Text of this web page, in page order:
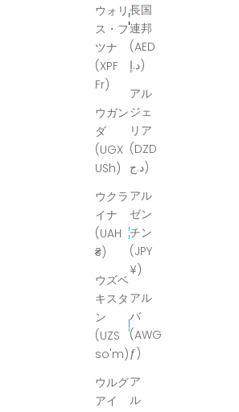
ウォリ
ス・フ
ツナ
(XPF
Fr)
ウガン
ダ
(UGX
USh)
ウクラ
イナ
(UAH
₴)
ウズベ
キスタ
ン
(UZS
so'm)
ウルグ
アイ
長国
連邦
(AED
د.إ)
アル
ジェ
リア
(DZD
د.ج)
アル
ゼン
チン
(JPY
¥)
アル
バ
(AWG
ƒ)
ア
ル